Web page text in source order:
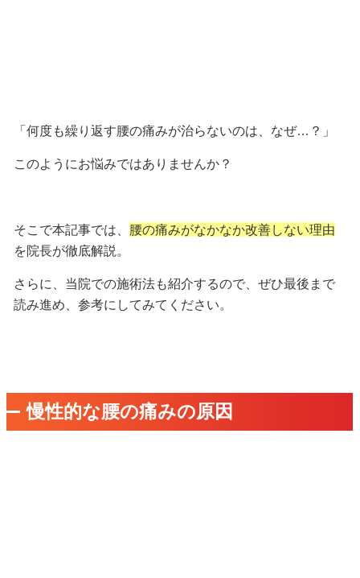
「何度も繰り返す腰の痛みが治らないのは、なぜ…？」
このようにお悩みではありませんか？
そこで本記事では、 腰の痛みがなかなか改善しない理由
を院長が徹底解説。
さらに、 当院での施術法も紹介するので、ぜひ最後まで
読み進め、参考にしてみてください。
慢性的な腰の痛みの原因